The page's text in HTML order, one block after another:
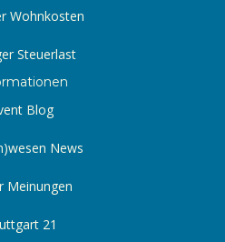
Wohnkosten
Steuerlast
Blog
News
Meinungen
21